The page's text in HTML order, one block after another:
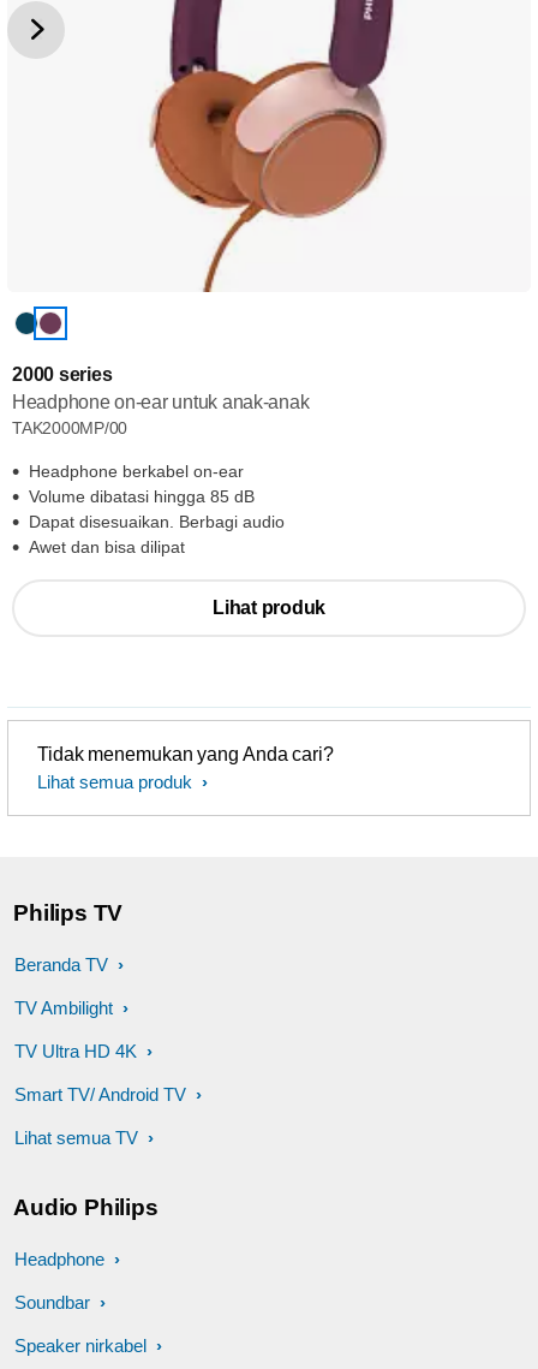
2000 series
Headphone on-ear untuk anak-anak
TAK2000MP/00
Headphone berkabel on-ear
Volume dibatasi hingga 85 dB
Dapat disesuaikan. Berbagi audio
Awet dan bisa dilipat
Lihat produk
Tidak menemukan yang Anda cari?
Lihat semua produk
Philips TV
Beranda TV
TV Ambilight
TV Ultra HD 4K
Smart TV/ Android TV
Lihat semua TV
Audio Philips
Headphone
Soundbar
Speaker nirkabel